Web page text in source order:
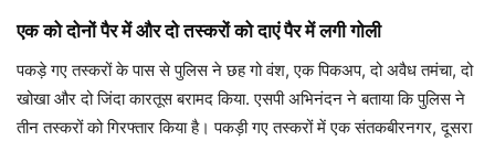
एक को दोनों पैर में और दो तस्करों को दाएं पैर में लगी गोली
पकड़े गए तस्करों के पास से पुलिस ने छह गो वंश, एक पिकअप, दो अवैध तमंचा, दो
खोखा और दो जिंदा कारतूस बरामद किया. एसपी अभिनंदन ने बताया कि पुलिस ने
तीन तस्करों को गिरफ्तार किया है। पकड़ी गए तस्करों में एक संतकबीरनगर, दूसरा